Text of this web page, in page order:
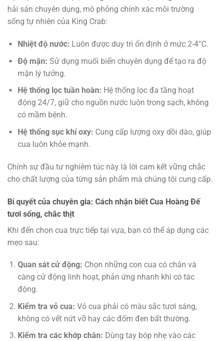
hải sản chuyên dụng, mô phỏng chính xác môi trường
sống tự nhiên của King Crab:
Nhiệt độ nước: Luôn được duy trì ổn định ở mức 2-4°C.
Độ mặn: Sử dụng muối biển chuyên dụng để tạo ra độ
mặn lý tưởng.
Hệ thống lọc tuần hoàn: Hệ thống lọc đa tầng hoạt
động 24/7, giữ cho nguồn nước luôn trong sạch, không
có mầm bệnh.
Hệ thống sục khí oxy: Cung cấp lượng oxy dồi dào, giúp
cua luôn khỏe mạnh.
Chính sự đầu tư nghiêm túc này là lời cam kết vững chắc
cho chất lượng của từng sản phẩm mà chúng tôi cung cấp.
Bí quyết của chuyên gia: Cách nhận biết Cua Hoàng Đế
tươi sống, chắc thịt
Khi đến chọn cua trực tiếp tại vựa, bạn có thể áp dụng các
mẹo sau:
Quan sát cử động: Chọn những con cua có chân và
càng cử động linh hoạt, phản ứng nhanh khi có tác
động.
Kiểm tra vỏ cua: Vỏ cua phải có màu sắc tươi sáng,
không có vết nứt vỡ hay các đốm đen bất thường.
Kiểm tra các khớp chân: Dùng tay bóp nhẹ vào các